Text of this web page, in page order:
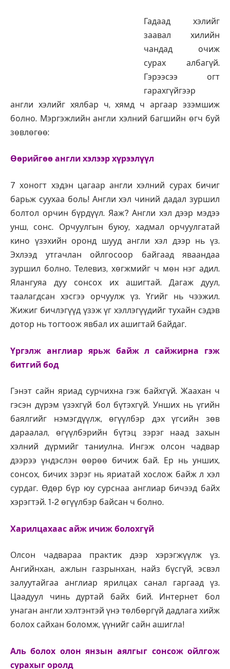
Гадаад хэлийг
заавал хилийн
чандад очиж
сурах албагүй.
Гэрээсээ огт
гарахгүйгээр
англи хэлийг хялбар ч, хямд ч аргаар эзэмшиж
болно. Мэргэжлийн англи хэлний багшийн өгч буй
зөвлөгөө:
Өөрийгөө англи хэлээр хүрээлүүл
7 хоногт хэдэн цагаар англи хэлний сурах бичиг
барьж суухаа боль! Англи хэл чиний дадал зуршил
болтол орчин бүрдүүл. Яаж? Англи хэл дээр мэдээ
унш, сонс. Орчуулгын буюу, хадмал орчуулгатай
кино үзэхийн оронд шууд англи хэл дээр нь үз.
Эхлээд утгачлан ойлгосоор байгаад яваандаа
зуршил болно. Телевиз, хөгжмийг ч мөн нэг адил.
Ялангуяа дуу сонсох их ашигтай. Дагаж дуул,
таалагдсан хэсгээ орчуулж үз. Үгийг нь чээжил.
Жижиг бичлэгүүд үзэж үг хэллэгүүдийг тухайн сэдэв
дотор нь тогтоож явбал их ашигтай байдаг.
Үргэлж англиар ярьж байж л сайжирна гэж
битгий бод
Гэнэт сайн яриад сурчихна гэж байхгүй. Жаахан ч
гэсэн дүрэм үзэхгүй бол бүтэхгүй. Унших нь үгийн
баялгийг нэмэгдүүлж, өгүүлбэр дэх үгсийн зөв
дараалал, өгүүлбэрийн бүтэц зэрэг наад захын
хэлний дүрмийг таниулна. Ингэж олсон чадвар
дээрээ үндэслэн өөрөө бичиж бай. Ер нь унших,
сонсох, бичих зэрэг нь яриатай хослож байж л хэл
сурдаг. Өдөр бүр юу сурснаа англиар бичээд байх
хэрэгтэй. 1-2 өгүүлбэр байсан ч болно.
Харилцахаас айж ичиж болохгүй
Олсон чадвараа практик дээр хэрэгжүүлж үз.
Ангийнхан, ажлын газрынхан, найз бүсгүй, эсвэл
залуутайгаа англиар ярилцах санал гаргаад үз.
Цаадуул чинь дуртай байх бий. Интернет бол
унаган англи хэлтэнтэй үнэ төлбөргүй дадлага хийж
болох сайхан боломж, үүнийг сайн ашигла!
Аль болох олон янзын аялгыг сонсож ойлгож
сурахыг оролд